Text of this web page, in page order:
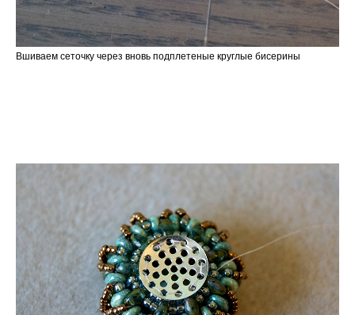
Вшиваем сеточку через вновь подплетеные круглые бисерины